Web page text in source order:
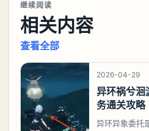
继续阅读
相关内容
查看全部
2026-04-29
异环祸兮洄
务通关攻略
异环异象委托